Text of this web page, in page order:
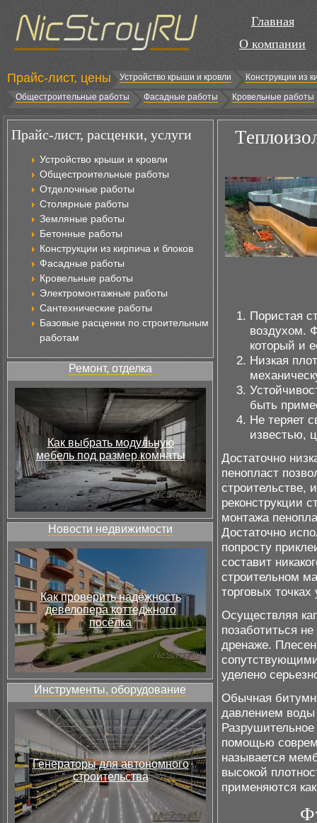
Главная
О компании
Прайс-лист, цены Устройство крыши и кровли
Конструкции из
Общестроительные работы
Фасадные работы Кровельные работы
Прайс-лист, расценки, услуги
Устройство крыши и кровли
Общестроительные работы
Отделочные работы
Столярные работы
Земляные работы
Бетонные работы
Конструкции из кирпича и блоков
Фасадные работы
Кровельные работы
Электромонтажные работы
Сантехнические работы
Базовые расценки по строительным
работам
Ремонт, отделка
Как выбрать модульную
мебель под размер комнаты
Новости недвижимости
Как проверить надёжность
девелопера коттеджного
посёлка
Инструменты, оборудование
Генераторы для автономного
строительства
Пористая
воздухом.
который и
Низкая
быть
Не теряет
известью,
Достаточно
пенопласт
строительстве,
реконструкции
монтажа
Достаточно
попросту
составит
строительном
торговых
Осуществляя
позаботиться
дренаже.
уделено
Обычная
давлением
помощью
называется
высокой
применяются